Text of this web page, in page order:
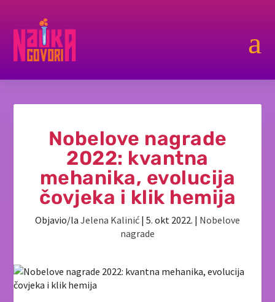
a
Nobelove nagrade
2022: kvantna
mehanika, evolucija
čovjeka i klik hemija
Objavio/la Jelena Kalinić | 5. okt 2022. | Nobelove
nagrade